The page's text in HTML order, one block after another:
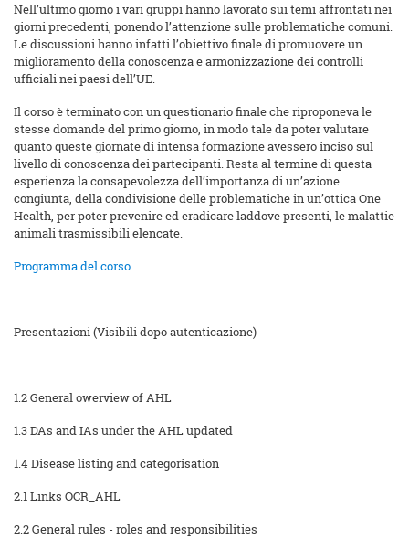
Nell’ultimo giorno i vari gruppi hanno lavorato sui temi affrontati nei
giorni precedenti, ponendo l’attenzione sulle problematiche comuni.
Le discussioni hanno infatti l’obiettivo finale di promuovere un
miglioramento della conoscenza e armonizzazione dei controlli
ufficiali nei paesi dell’UE.
Il corso è terminato con un questionario finale che riproponeva le
stesse domande del primo giorno, in modo tale da poter valutare
quanto queste giornate di intensa formazione avessero inciso sul
livello di conoscenza dei partecipanti. Resta al termine di questa
esperienza la consapevolezza dell’importanza di un’azione
congiunta, della condivisione delle problematiche in un’ottica One
Health, per poter prevenire ed eradicare laddove presenti, le malattie
animali trasmissibili elencate.
Programma del corso
Presentazioni (Visibili dopo autenticazione)
1.2 General owerview of AHL
1.3 DAs and IAs under the AHL updated
1.4 Disease listing and categorisation
2.1 Links OCR_AHL
2.2 General rules - roles and responsibilities